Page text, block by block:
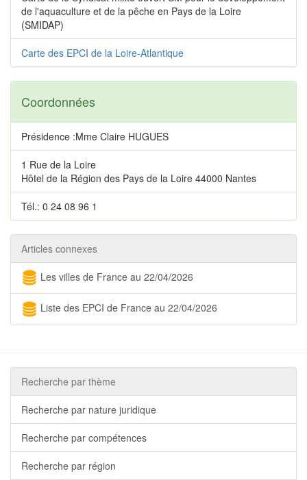
de l'aquaculture et de la pêche en Pays de la Loire
(SMIDAP)
Carte des EPCI de la Loire-Atlantique
Coordonnées
Présidence :Mme Claire HUGUES
1 Rue de la Loire
Hôtel de la Région des Pays de la Loire 44000 Nantes
Tél.: 0 24 08 96 1
Articles connexes
Les villes de France au 22/04/2026
Liste des EPCI de France au 22/04/2026
Recherche par thème
Recherche par nature juridique
Recherche par compétences
Recherche par région